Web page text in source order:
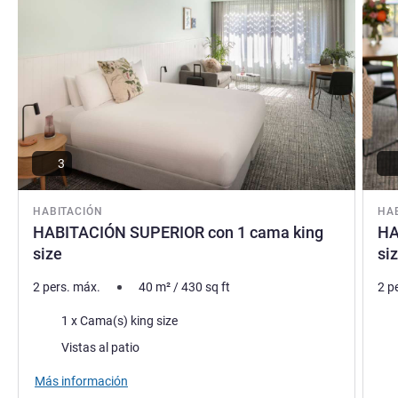
HABITACIÓN
HABITACIÓN SUPERIOR con 1 cama king
size
3
2 pers. máx. 40 m²/430 sq ft
Ropa de cama
1 x Cama(s) king size
Views :Vistas al patio
Más información
2